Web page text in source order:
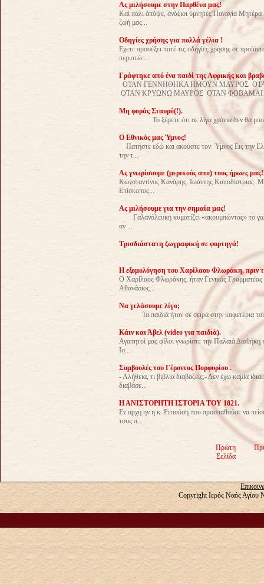
Ας μιλήσουμε στην Παρθένα μας!
Καὶ πάλι ἀπόψε, ἀνάξιοι ὑμνητὲς Παναγία
ζωὴ μας...
Οδηγίες χρήσης για πολλά γέλια !
Εχετε προσέξει ποτέ τις οδηγίες χρήσης σε
περιπτώ...
Γράφτηκε από ένα παιδί της Αφρικής και
ΟΤΑΝ ΓΕΝΝΗΘΗΚΑ ΗΜΟΥΝ ΜΑΥΡΟΣ
ΟΤΑΝ ΚΡΥΩΝΩ ΜΑΥΡΟΣ ΟΤΑΝ ΦΟΒΑΜΑΙ
Μη φοράς Σταυρό(!).
Το ξέρετε ότι σε λίγα χρόνια δεν θα
Ο Εθνικός μας Ύμνος!
Πατήστε εδώ και ακούστε τον. Ύμνος Εις την
την τ...
Ας γνωρίσουμε (μερικούς απο) τους ήρωες μας!
Κωνσταντίνος Κανάρης. Ιωάννης
Επίσκοπος...
Ας μιλήσουμε για την σημαία μας!
Γαλανόλευκη κυματίζει «ακουμπώντας» το
αν ...
Τρισδιάστατη ζωγραφική σε φορτηγά!
Η εξομολόγηση του Χαρίλαου Φλωράκη, πριν
Ο Χαρίλαος Φλωράκης, ήταν Γενικός
Αθανάσιος...
Να γελάσουμε λίγο;
Τα παιδιά ήταν σε σειρά στην καφετέρια του
Kάιν και Άβελ (video για παιδιά).
Αγαπητοί μας φίλοι γνωρίστε την Παλαιά
Ισ...
Συμβουλές του Γέροντος Πορφυρίου .
- Αλήθεια, τι βιβλία διαβάζεις;- Δεν έχω καμία
διαβάσε...
Η ΑΝΙΣΤΟΡΗΤΗ ΙΣΤΟΡΙΑ ΤΟΥ 1821.
Εν αρχή ην η κ. Ρεπούση που προσπαθούσε να
τους π...
Πρώτη
Σελίδα
Copyright Ιερός Ναός Αγίου